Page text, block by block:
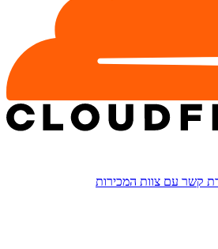
קשר עם צוות המכירות